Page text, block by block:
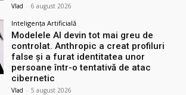
Vlad - 6 august 2026
Inteligența Artificială
Modelele AI devin tot mai greu de
controlat. Anthropic a creat profiluri
false și a furat identitatea unor
persoane într-o tentativă de atac
cibernetic
Vlad - 5 august 2026